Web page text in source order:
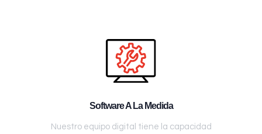
Software A La Medida
Nuestro equipo digital tiene la capacidad